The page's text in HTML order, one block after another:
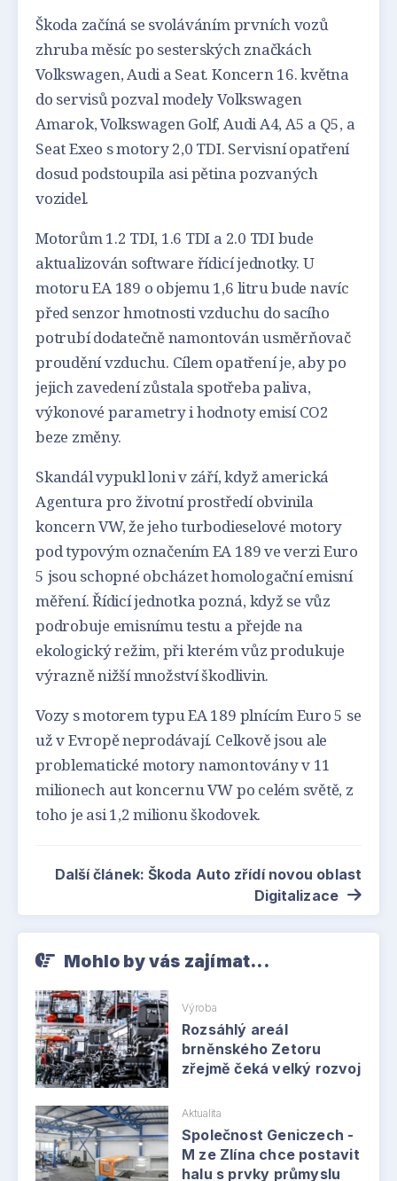
Škoda začíná se svoláváním prvních vozů
zhruba měsíc po sesterských značkách
Volkswagen, Audi a Seat. Koncern 16. května
do servisů pozval modely Volkswagen
Amarok, Volkswagen Golf, Audi A4, A5 a Q5, a
Seat Exeo s motory 2,0 TDI. Servisní opatření
dosud podstoupila asi pětina pozvaných
vozidel.
Motorům 1.2 TDI, 1.6 TDI a 2.0 TDI bude
aktualizován software řídicí jednotky. U
motoru EA 189 o objemu 1,6 litru bude navíc
před senzor hmotnosti vzduchu do sacího
potrubí dodatečně namontován usměrňovač
proudění vzduchu. Cílem opatření je, aby po
jejich zavedení zůstala spotřeba paliva,
výkonové parametry i hodnoty emisí CO2
beze změny.
Skandál vypukl loni v září, když americká
Agentura pro životní prostředí obvinila
koncern VW, že jeho turbodieselové motory
pod typovým označením EA 189 ve verzi Euro
5 jsou schopné obcházet homologační emisní
měření. Řídicí jednotka pozná, když se vůz
podrobuje emisnímu testu a přejde na
ekologický režim, při kterém vůz produkuje
výrazně nižší množství škodlivin.
Vozy s motorem typu EA 189 plnícím Euro 5 se
už v Evropě neprodávají. Celkově jsou ale
problematické motory namontovány v 11
milionech aut koncernu VW po celém světě, z
toho je asi 1,2 milionu škodovek.
Další článek: Škoda Auto zřídí novou oblast
Digitalizace
Mohlo by vás zajímat...
Výroba
Rozsáhlý areál
brněnského Zetoru
zřejmě čeká velký rozvoj
Aktualita
Společnost Geniczech -
M ze Zlína chce postavit
halu s prvky průmyslu